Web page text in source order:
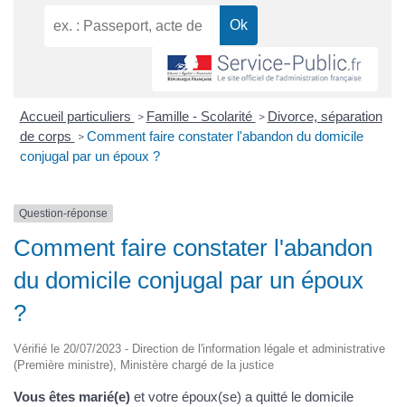
Accueil particuliers > Famille - Scolarité > Divorce, séparation
de corps > Comment faire constater l'abandon du domicile
conjugal par un époux ?
Question-réponse
Comment faire constater l'abandon
du domicile conjugal par un époux
?
Vérifié le 20/07/2023 - Direction de l'information légale et administrative
(Première ministre), Ministère chargé de la justice
Vous êtes marié(e) et votre époux(se) a quitté le domicile